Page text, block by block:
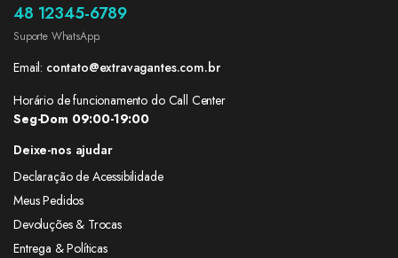
48 12345-6789
Suporte WhatsApp.
Email: contato@extravagantes.com.br
Horário de funcionamento do Call Center
Seg-Dom 09:00-19:00
Deixe-nos ajudar
Declaração de Acessibilidade
Meus Pedidos
Devoluções & Trocas
Entrega & Políticas